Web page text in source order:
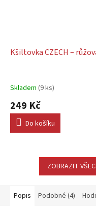
Kšiltovka CZECH –
Skladem (9 ks)
249 Kč
Do košíku
ZOBRAZIT
Popis Podobné (4)